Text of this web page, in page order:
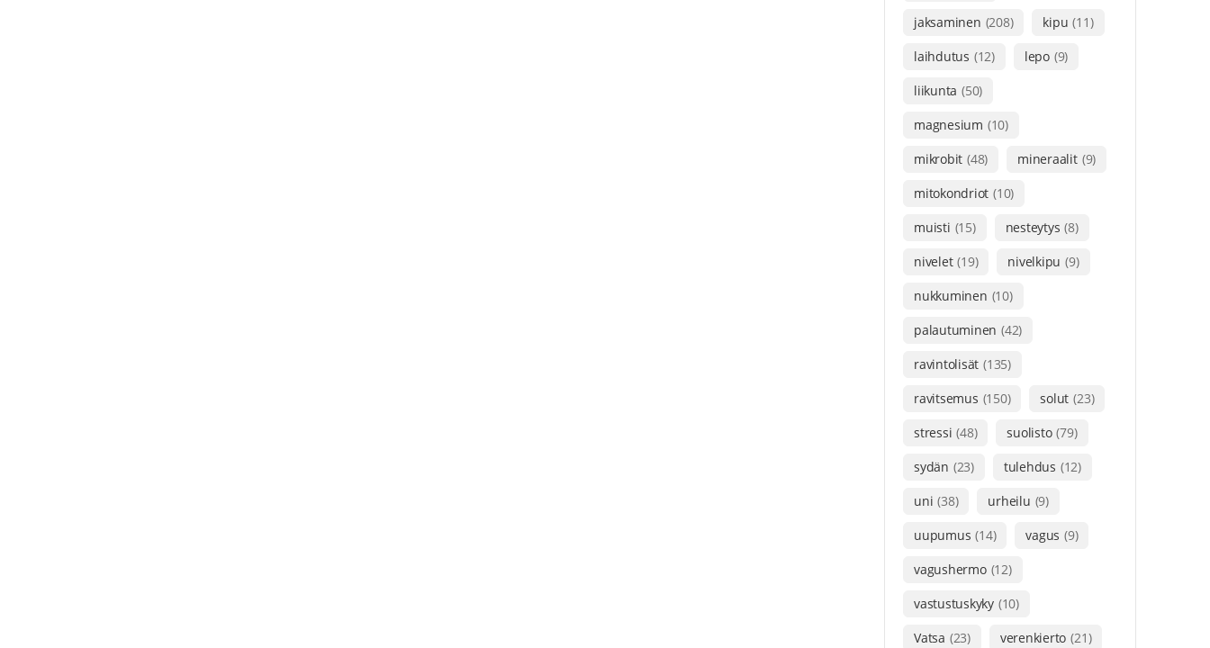
jaksaminen (208) kipu (11)
laihdutus (12) lepo (9)
liikunta (50)
magnesium (10)
mikrobit (48) mineraalit (9)
mitokondriot (10)
muisti (15) nesteytys (8)
nivelet (19) nivelkipu (9)
nukkuminen (10)
palautuminen (42)
ravintolisät (135)
ravitsemus (150) solut (23)
stressi (48) suolisto (79)
sydän (23) tulehdus (12)
uni (38) urheilu (9)
uupumus (14) vagus (9)
vagushermo (12)
vastustuskyky (10)
Vatsa (23) verenkierto (21)